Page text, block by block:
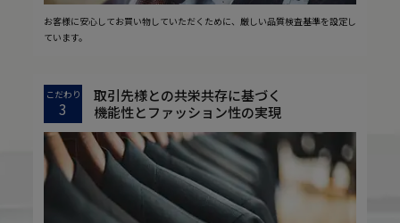
お客様に安心してお買い物していただくために、厳しい品質検査基準を設定し
ています。
こだわり
3
取引先様との共栄共存に基づく
機能性とファッション性の実現